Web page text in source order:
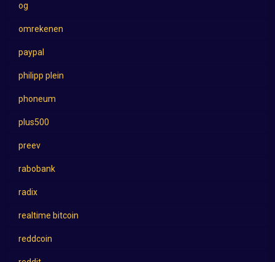
og
omrekenen
paypal
philipp plein
phoneum
plus500
preev
rabobank
radix
realtime bitcoin
reddcoin